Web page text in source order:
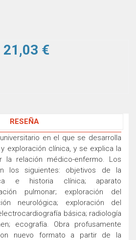
21,03 €
RESEÑA
en el que se desarrolla
exploración clínica, y se explica la
la relación médico-enfermo. Los
los siguientes: objetivos de la
e historia clínica; aparato
pulmonar; exploración del
neurológica; exploración del
básica; radiología
ecografía. Obra profusamente
nuevo formato a partir de la